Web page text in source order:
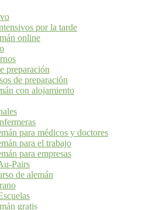
por la tarde
online
preparación
de preparación
con alojamiento
para médicos y doctores
para el trabajo
para empresas
Pairs
de alemán
gratis